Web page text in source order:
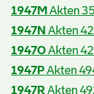
1947MAkten
1947N Akten
1947OAkten
1947PAkten
1947R Akten